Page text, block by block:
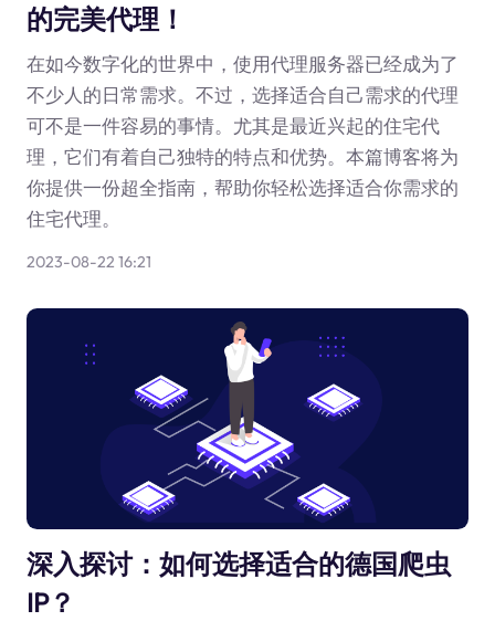
的完美代理！
在如今数字化的世界中，使用代理服务器已经成为了
不少人的日常需求。不过，选择适合自己需求的代理
可不是一件容易的事情。尤其是最近兴起的住宅代
理，它们有着自己独特的特点和优势。本篇博客将为
你提供一份超全指南，帮助你轻松选择适合你需求的
住宅代理。
2023-08-22 16:21
深入探讨：如何选择适合的德国爬虫
IP？